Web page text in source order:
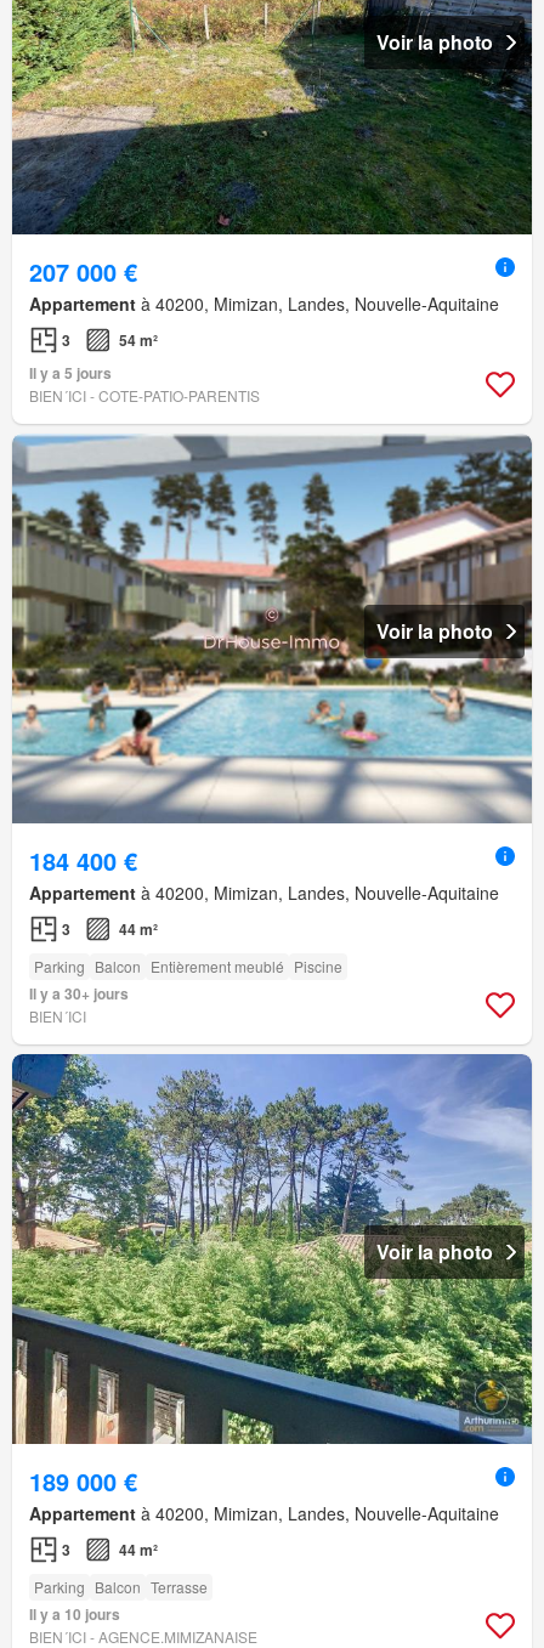
Voir la photo
207 000 €
Appartement à 40200, Mimizan, Landes, Nouvelle-Aquitaine
3
54 m²
Il y a 5 jours
BIEN´ICI - COTE-PATIO-PARENTIS
Voir la photo
184 400 €
Appartement à 40200, Mimizan, Landes, Nouvelle-Aquitaine
3 44 m²
Parking Balcon Entièrement meublé Piscine
Il y a 30+ jours
BIEN´ICI
Voir la photo
189 000 €
Appartement à 40200, Mimizan, Landes, Nouvelle-Aquitaine
3 44 m²
Parking Balcon Terrasse
Il y a 10 jours
BIEN´ICI - AGENCE.MIMIZANAISE